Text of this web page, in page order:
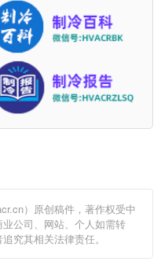
）原创稿件，著作权受中
公司、网站、个人如需转
究其相关法律责任。